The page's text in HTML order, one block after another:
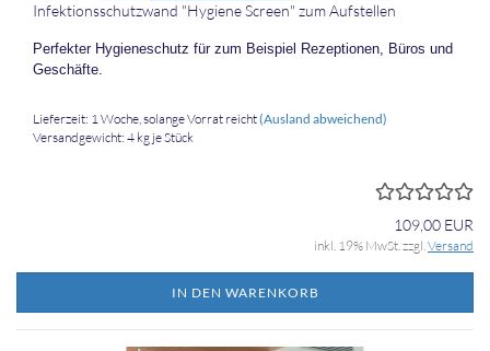
In­fek­ti­ons­schutz­wand "Hy­gie­ne Screen" zum Auf­stel­len
Per­fek­ter Hy­gie­neschutz für zum Bei­spiel Re­zep­tio­nen, Büros und
Ge­schäf­te.
Lieferzeit: 1 Woche, solange Vorrat reicht(Ausland abweichend)
Versandgewicht: 4 kg je Stück
109,00 EUR
inkl. 19% MwSt. zzgl.Versand
IN DEN WARENKORB